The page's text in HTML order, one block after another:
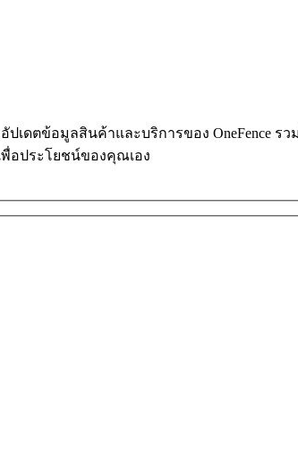
อัปเดตข้อมูลสินค้าและบริการของ OneFence
อประโยชน์ของคุณเอง